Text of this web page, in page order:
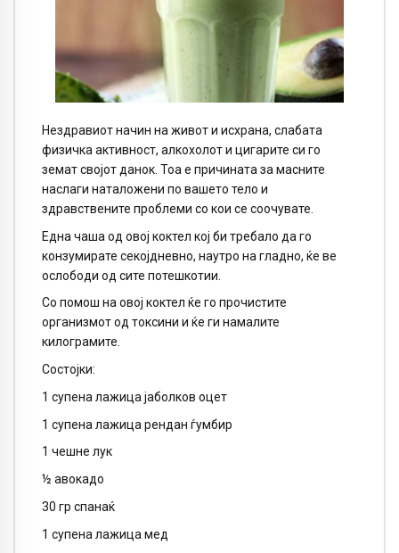
Нездравиот начин на живот и исхрана, слабата
физичка активност, алкохолот и цигарите си го
земат својот данок. Тоа е причината за масните
наслаги наталожени по вашето тело и
здравствените проблеми со кои се соочувате.
Една чаша од овој коктел кој би требало да го
конзумирате секојдневно, наутро на гладно, ќе ве
ослободи од сите потешкотии.
Со помош на овој коктел ќе го прочистите
организмот од токсини и ќе ги намалите
килограмите.
Состојки:
1 супена лажица јаболков оцет
1 супена лажица рендан ѓумбир
1 чешне лук
½ авокадо
30 гр спанаќ
1 супена лажица мед